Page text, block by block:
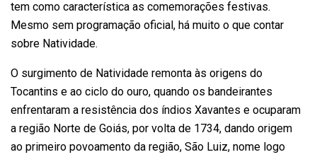
tem como característica as comemorações festivas.
Mesmo sem programação oficial, há muito o que contar
sobre Natividade.
O surgimento de Natividade remonta às origens do
Tocantins e ao ciclo do ouro, quando os bandeirantes
enfrentaram a resistência dos índios Xavantes e ocuparam
a região Norte de Goiás, por volta de 1734, dando origem
ao primeiro povoamento da região, São Luiz, nome logo